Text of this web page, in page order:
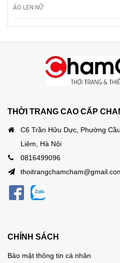
ÁO LEN NỮ
THỜI TRANG CAO CẤP
C6 Trần Hữu Dực, Phường
Liêm, Hà Nội
0816499096
CHÍNH SÁCH
Bảo mật thông tin cá nhân